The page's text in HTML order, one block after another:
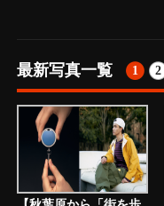
最新写真一覧 1 2